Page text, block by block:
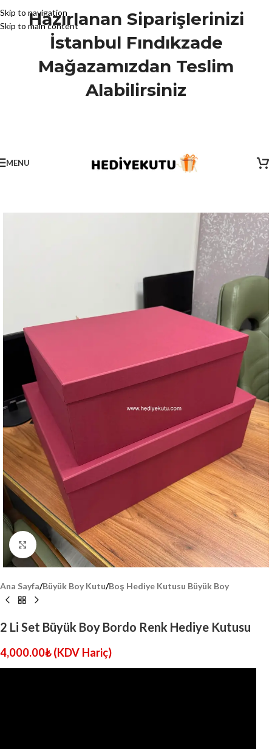
Skip to navigation
Skip to main content
Hazırlanan Siparişlerinizi
İstanbul Fındıkzade
Mağazamızdan Teslim
Alabilirsiniz
MENU
Click to enlarge
Ana Sayfa/Büyük Boy Kutu/Boş Hediye Kutusu Büyük Boy
2 Li Set Büyük Boy Bordo Renk Hediye Kutusu
4,000.00₺ (KDV Hariç)